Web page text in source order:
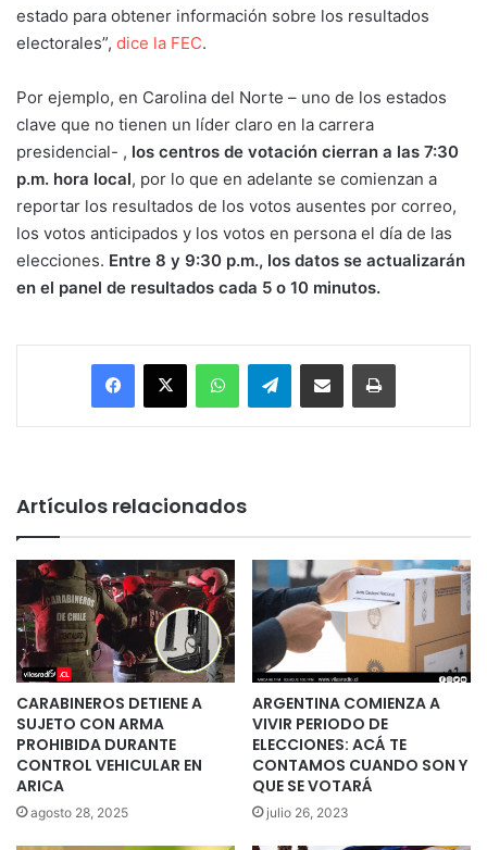
estado para obtener información sobre los resultados
electorales”, dice la FEC.
Por ejemplo, en Carolina del Norte – uno de los estados
clave que no tienen un líder claro en la carrera
presidencial- , los centros de votación cierran a las 7:30
p.m. hora local, por lo que en adelante se comienzan a
reportar los resultados de los votos ausentes por correo,
los votos anticipados y los votos en persona el día de las
elecciones. Entre 8 y 9:30 p.m., los datos se actualizarán
en el panel de resultados cada 5 o 10 minutos.
Facebook
X WhatsAppTelegramEnviar vía email Imprimir
Artículos relacionados
CARABINEROS DETIENE A
SUJETO CON ARMA
PROHIBIDA DURANTE
CONTROL VEHICULAR EN
ARICA
agosto 28, 2025
ARGENTINA COMIENZA A
VIVIR PERIODO DE
ELECCIONES: ACÁ TE
CONTAMOS CUANDO SON Y
QUE SE VOTARÁ
julio 26, 2023